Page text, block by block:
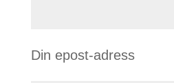
Din epost-adress